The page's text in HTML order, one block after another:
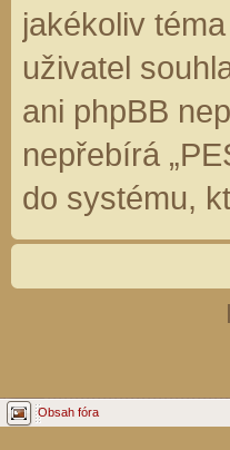
jakékoliv
uživatel
ani phpBB
nepřebírá
do systému,
Obsah fóra